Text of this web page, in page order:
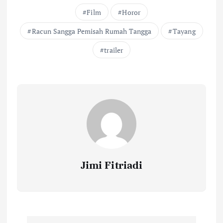
o
o
r
l s
A
p
p
y
Li
n
k
e
Film
Horor
Racun Sangga Pemisah Rumah Tangga
Tayang
trailer
Jimi Fitriadi